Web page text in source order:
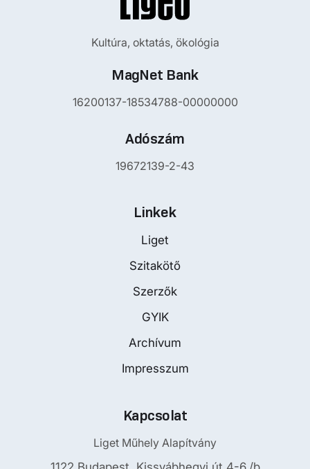
Kultúra, oktatás, ökológia
MagNet Bank
16200137-18534788-00000000
Adószám
19672139-2-43
Linkek
Liget
Szitakötő
Szerzők
GYIK
Archívum
Impresszum
Kapcsolat
Liget Műhely Alapítvány